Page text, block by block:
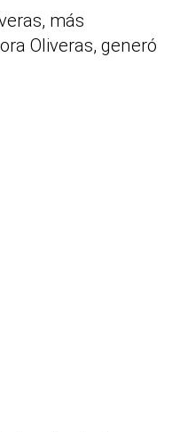
más
Oliveras, generó